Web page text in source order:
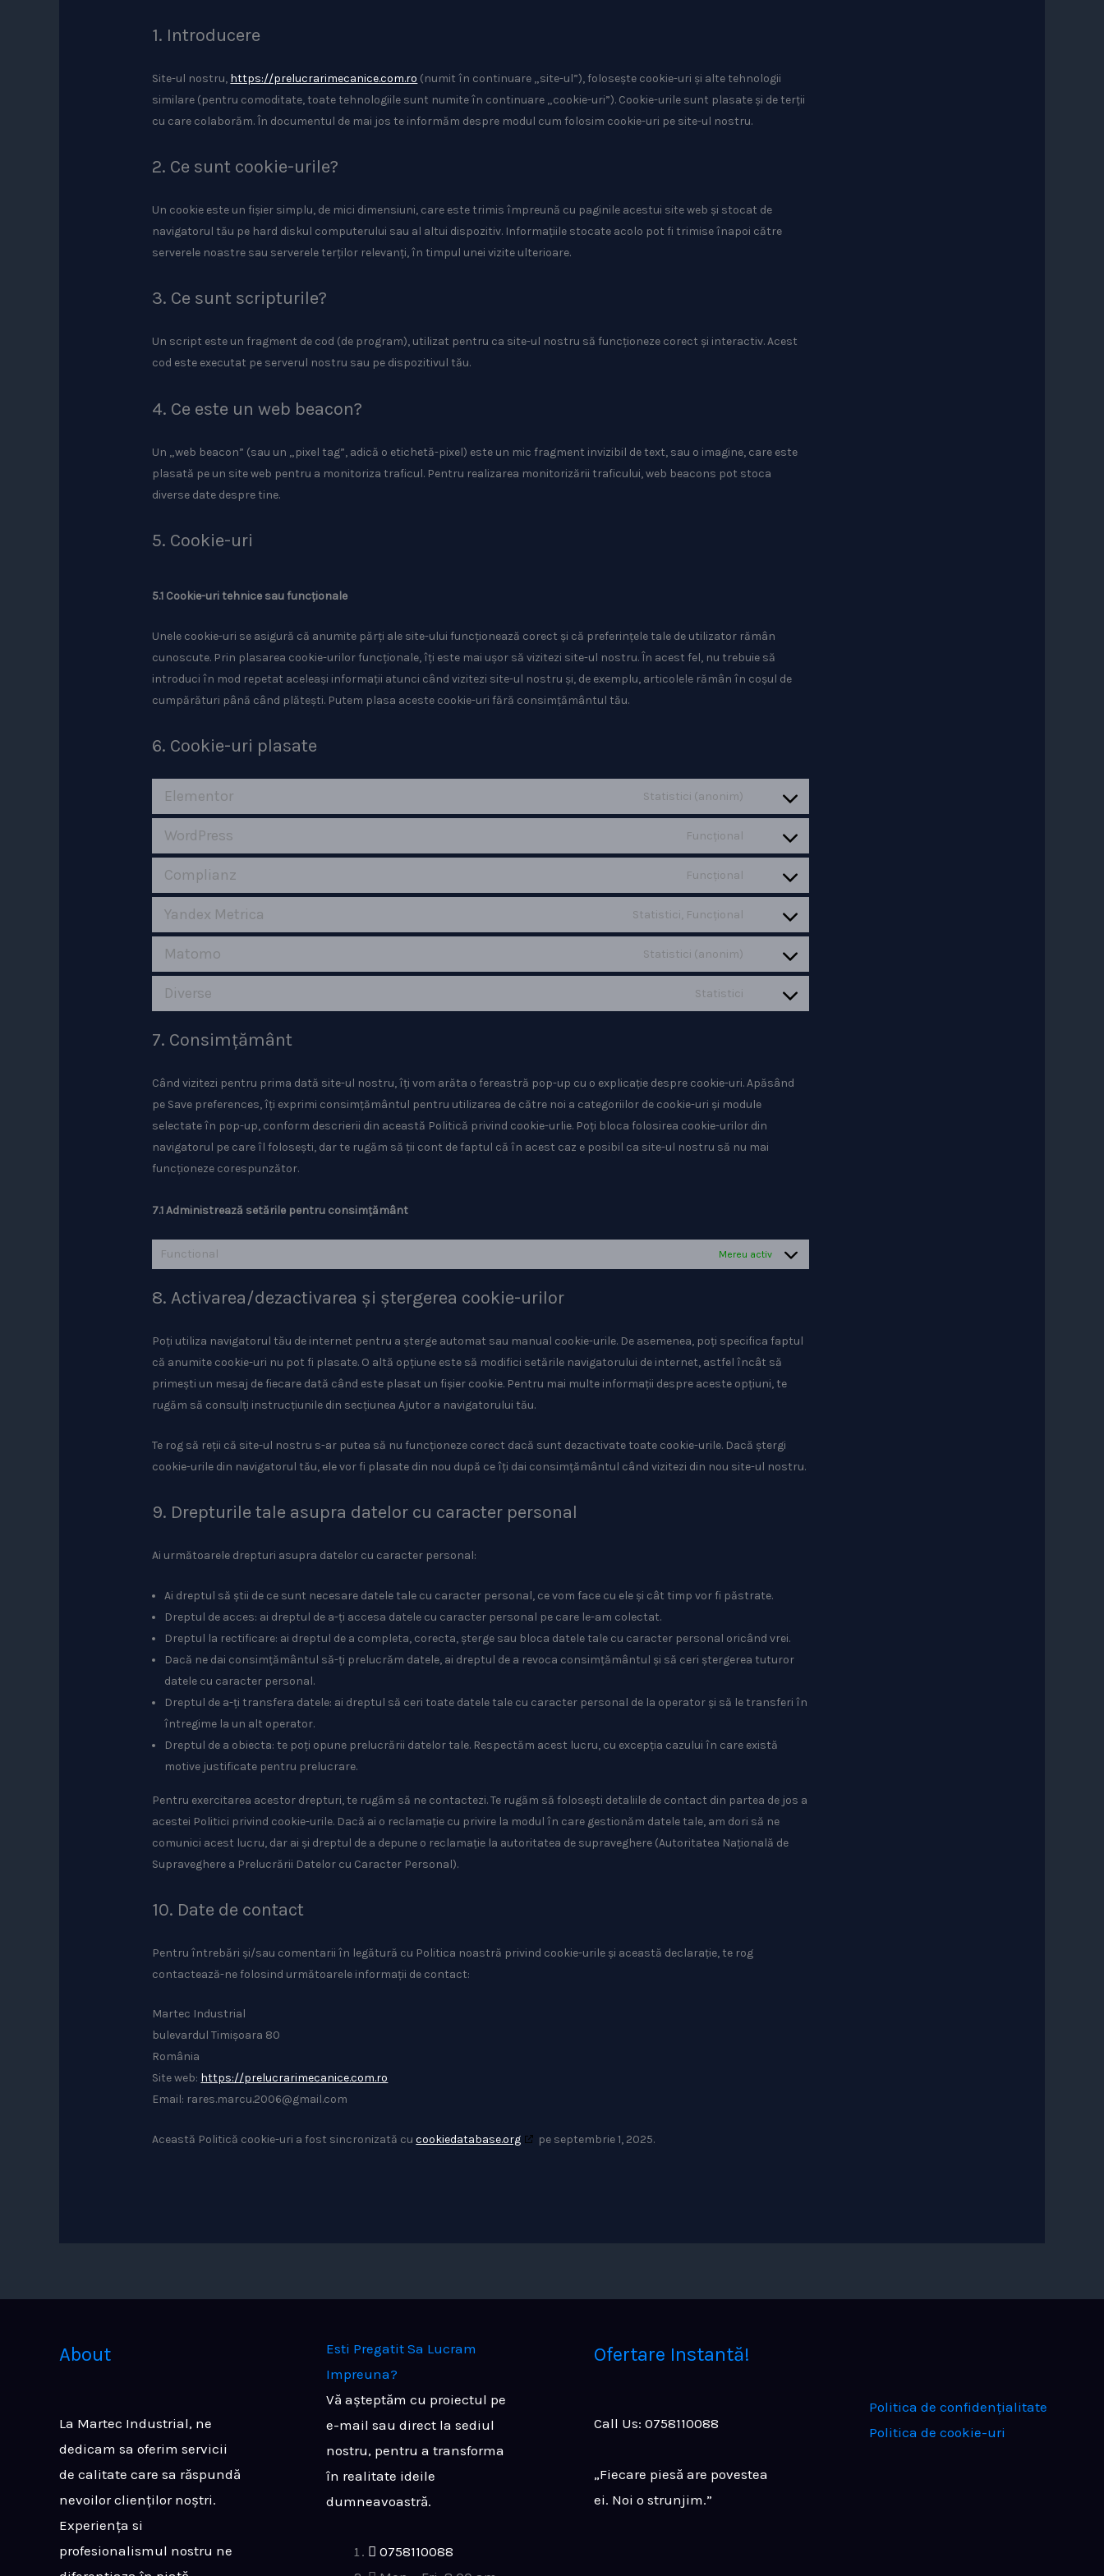
1. Introducere
Site-ul nostru, https://prelucrarimecanice.com.ro (numit în continuare „site-ul”), folosește cookie-uri și alte tehnologii
similare (pentru comoditate, toate tehnologiile sunt numite în continuare „cookie-uri”). Cookie-urile sunt plasate și de terții
cu care colaborăm. În documentul de mai jos te informăm despre modul cum folosim cookie-uri pe site-ul nostru.
2. Ce sunt cookie-urile?
Un cookie este un fișier simplu, de mici dimensiuni, care este trimis împreună cu paginile acestui site web și stocat de
navigatorul tău pe hard diskul computerului sau al altui dispozitiv. Informațiile stocate acolo pot fi trimise înapoi către
serverele noastre sau serverele terților relevanți, în timpul unei vizite ulterioare.
3. Ce sunt scripturile?
Un script este un fragment de cod (de program), utilizat pentru ca site-ul nostru să funcționeze corect și interactiv. Acest
cod este executat pe serverul nostru sau pe dispozitivul tău.
4. Ce este un web beacon?
Un „web beacon” (sau un „pixel tag”, adică o etichetă-pixel) este un mic fragment invizibil de text, sau o imagine, care este
plasată pe un site web pentru a monitoriza traficul. Pentru realizarea monitorizării traficului, web beacons pot stoca
diverse date despre tine.
5. Cookie-uri
5.1 Cookie-uri tehnice sau funcționale
Unele cookie-uri se asigură că anumite părți ale site-ului funcționează corect și că preferințele tale de utilizator rămân
cunoscute. Prin plasarea cookie-urilor funcționale, îți este mai ușor să vizitezi site-ul nostru. În acest fel, nu trebuie să
introduci în mod repetat aceleași informații atunci când vizitezi site-ul nostru și, de exemplu, articolele rămân în coșul de
cumpărături până când plătești. Putem plasa aceste cookie-uri fără consimțământul tău.
6. Cookie-uri plasate
Elementor Statistici (anonim)
WordPress Funcțional
Complianz Funcțional
Yandex Metrica Statistici, Funcțional
Matomo Statistici (anonim)
Diverse Statistici
7. Consimțământ
Când vizitezi pentru prima dată site-ul nostru, îți vom arăta o fereastră pop-up cu o explicație despre cookie-uri. Apăsând
pe Save preferences, îți exprimi consimțământul pentru utilizarea de către noi a categoriilor de cookie-uri și module
selectate în pop-up, conform descrierii din această Politică privind cookie-urlie. Poți bloca folosirea cookie-urilor din
navigatorul pe care îl folosești, dar te rugăm să ții cont de faptul că în acest caz e posibil ca site-ul nostru să nu mai
funcționeze corespunzător.
7.1 Administrează setările pentru consimțământ
Functional Mereu activ
8. Activarea/dezactivarea și ștergerea cookie-urilor
Poți utiliza navigatorul tău de internet pentru a șterge automat sau manual cookie-urile. De asemenea, poți specifica faptul
că anumite cookie-uri nu pot fi plasate. O altă opțiune este să modifici setările navigatorului de internet, astfel încât să
primești un mesaj de fiecare dată când este plasat un fișier cookie. Pentru mai multe informații despre aceste opțiuni, te
rugăm să consulți instrucțiunile din secțiunea Ajutor a navigatorului tău.
Te rog să reții că site-ul nostru s-ar putea să nu funcționeze corect dacă sunt dezactivate toate cookie-urile. Dacă ștergi
cookie-urile din navigatorul tău, ele vor fi plasate din nou după ce îți dai consimțământul când vizitezi din nou site-ul nostru.
9. Drepturile tale asupra datelor cu caracter personal
Ai următoarele drepturi asupra datelor cu caracter personal:
Ai dreptul să știi de ce sunt necesare datele tale cu caracter personal, ce vom face cu ele și cât timp vor fi păstrate.
Dreptul de acces: ai dreptul de a-ți accesa datele cu caracter personal pe care le-am colectat.
Dreptul la rectificare: ai dreptul de a completa, corecta, șterge sau bloca datele tale cu caracter personal oricând vrei.
Dacă ne dai consimțământul să-ți prelucrăm datele, ai dreptul de a revoca consimțământul și să ceri ștergerea tuturor
datele cu caracter personal.
Dreptul de a-ți transfera datele: ai dreptul să ceri toate datele tale cu caracter personal de la operator și să le transferi în
întregime la un alt operator.
Dreptul de a obiecta: te poți opune prelucrării datelor tale. Respectăm acest lucru, cu excepția cazului în care există
motive justificate pentru prelucrare.
Pentru exercitarea acestor drepturi, te rugăm să ne contactezi. Te rugăm să folosești detaliile de contact din partea de jos a
acestei Politici privind cookie-urile. Dacă ai o reclamație cu privire la modul în care gestionăm datele tale, am dori să ne
comunici acest lucru, dar ai și dreptul de a depune o reclamație la autoritatea de supraveghere (Autoritatea Națională de
Supraveghere a Prelucrării Datelor cu Caracter Personal).
10. Date de contact
Pentru întrebări și/sau comentarii în legătură cu Politica noastră privind cookie-urile și această declarație, te rog
contactează-ne folosind următoarele informații de contact:
Martec Industrial
bulevardul Timișoara 80
România
Site web: https://prelucrarimecanice.com.ro
Email: rares.marcu.2006@gmail.com
Această Politică cookie-uri a fost sincronizată cucookiedatabase.org pe septembrie 1, 2025.
About
La Martec Industrial, ne
dedicam sa oferim servicii
de calitate care sa răspundă
nevoilor clienților noștri.
Experiența si
profesionalismul nostru ne
Esti Pregatit Sa Lucram
Impreuna?
Vă așteptăm cu proiectul pe
e-mail sau direct la sediul
nostru, pentru a transforma
în realitate ideile
dumneavoastră.
0758110088
Ofertare Instantă!
Call Us: 0758110088
„Fiecare piesă are povestea
ei. Noi o strunjim.”
Politica de confidențialitate
Politica de cookie-uri